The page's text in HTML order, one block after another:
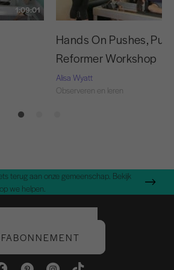
1:09:01
Hands On Pushes,
Reformer Workshop
Alisa Wyatt
Observeren en leren
terug aan onze gemeenschap. Bekijk
we helpen.